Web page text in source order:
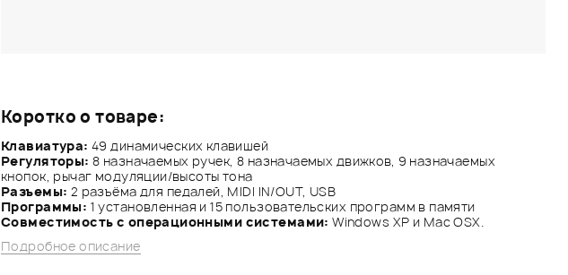
Коротко о товаре:
Клавиатура: 49 динамических клавишей
Регуляторы: 8 назначаемых ручек, 8 назначаемых движков, 9 назначаемых
кнопок, рычаг модуляции/высоты тона
Разъемы: 2 разъёма для педалей, MIDI IN/OUT, USB
Программы: 1 установленная и 15 пользовательских программ в памяти
Совместимость с операционными системами: Windows XP и Mac OSX.
Подробное описание